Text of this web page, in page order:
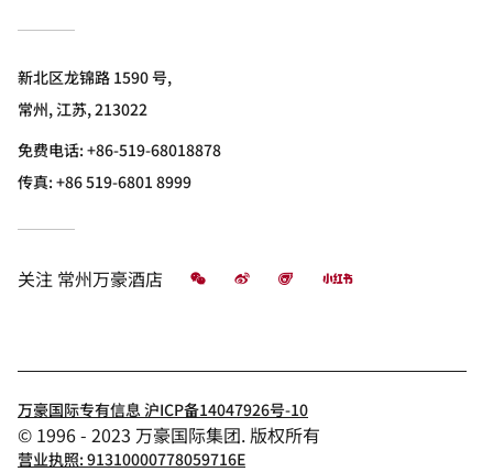
新北区龙锦路 1590 号,
常州, 江苏, 213022
免费电话:+86-519-68018878
传真:+86 519-6801 8999
关注 常州万豪酒店 微信 微博 飞猪 小红书
万豪国际专有信息 沪ICP备14047926号-10
© 1996 - 2023 万豪国际集团. 版权所有
营业执照: 91310000778059716E